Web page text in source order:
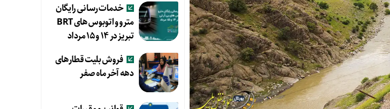
خدمات رسانی رایگان
مترو و اتوبوس های BRT
تبریز در ۱۴ و ۱۵ مرداد
فروش بلیت قطارهای
دهه آخر ماه صفر